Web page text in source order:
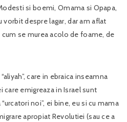
si boemi, Omama si Opapa,
vorbit despre lagar, dar am aflat
se murea acolo de foame, de
care in ebraica inseamna
care emigreaza in Israel sunt
noi”, ei bine, eu si cu mama
apropiat Revolutiei (sau ce a